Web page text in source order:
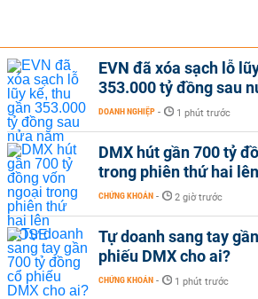
EVN đã xóa sạch lỗ
353.000 tỷ đồng sau
DOANH NGHIỆP - 1 phút trước
DMX hút gần 700 tỷ
trong phiên thứ hai
CHỨNG KHOÁN - 2 giờ trước
Tự doanh sang tay
phiếu DMX cho ai?
CHỨNG KHOÁN - 1 phút trước